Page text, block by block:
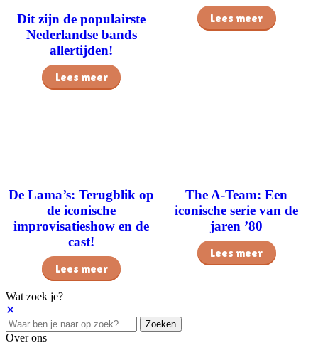
Dit zijn de populairste
Nederlandse bands
allertijden!
Lees meer
Lees meer
De Lama’s: Terugblik op
de iconische
improvisatieshow en de
cast!
Lees meer
The A-Team: Een
iconische serie van de
jaren ’80
Lees meer
Wat zoek je?
✕
Zoeken
Over ons